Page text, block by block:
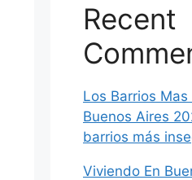
Recent
Los Barrios Mas
Buenos Aires
barrios más
Viviendo En